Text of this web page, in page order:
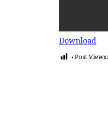
Download
Post Views: